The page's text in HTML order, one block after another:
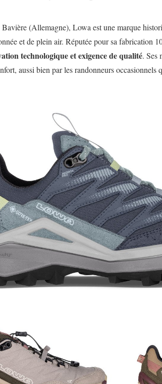
(Allemagne), Lowa est une marque
et de plein air. Réputée pour sa fabrication
technologique et exigence de qualité. Ses
aussi bien par les randonneurs occasionnels